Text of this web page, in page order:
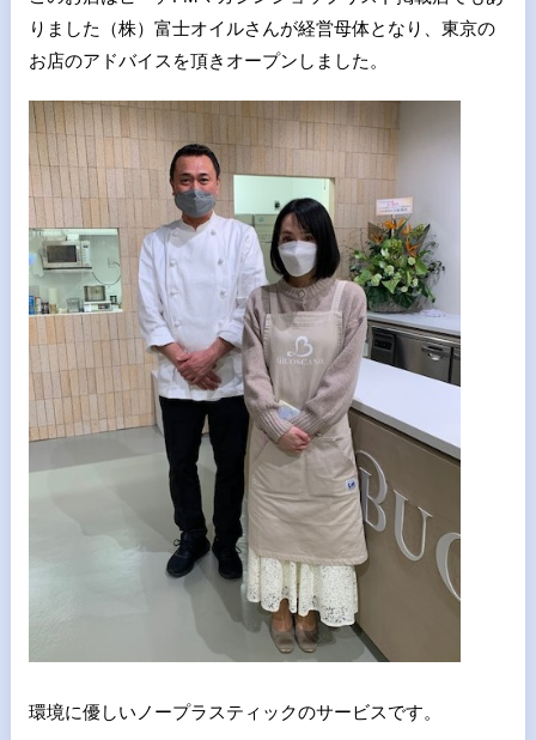
りました（株）富士オイルさんが経営母体となり、東京の
お店のアドバイスを頂きオープンしました。
環境に優しいノープラスティックのサービスです。